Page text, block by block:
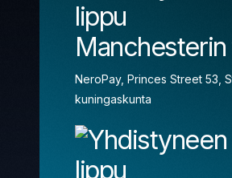
NeroPay, Princes Street 53,
kuningaskunta